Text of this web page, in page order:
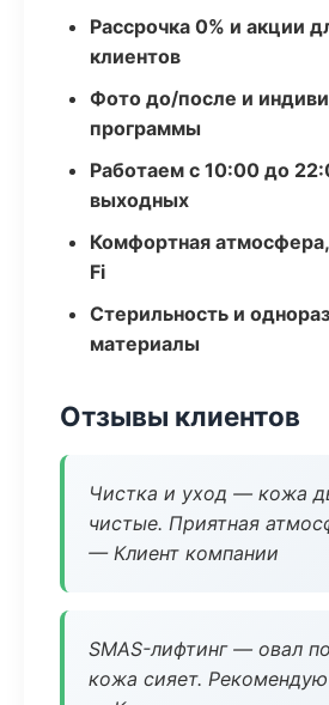
Рассрочка 0% и акции
клиентов
Фото до/после и
программы
Работаем с 10:00 до
выходных
Комфортная
Fi
Стерильность и
материалы
Отзывы клиентов
Чистка и уход — кожа
чистые. Приятная
— Клиент компании
SMAS-лифтинг — овал
кожа сияет. Рекомендую